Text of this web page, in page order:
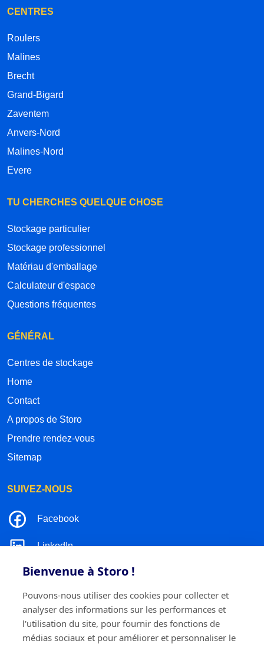
Bienvenue à Storo !
Pouvons-nous utiliser des cookies pour collecter et
analyser des informations sur les performances et
l'utilisation du site, pour fournir des fonctions de
médias sociaux et pour améliorer et personnaliser le
CENTRES
Roulers
Malines
Brecht
Grand-Bigard
Zaventem
Anvers-Nord
Malines-Nord
Evere
TU CHERCHES QUELQUE CHOSE
Stockage particulier
Stockage professionnel
Matériau d'emballage
Calculateur d'espace
Questions fréquentes
GÉNÉRAL
Centres de stockage
Home
Contact
A propos de Storo
Prendre rendez-vous
Sitemap
SUIVEZ-NOUS
Facebook
LinkedIn
Instagram
TikTok